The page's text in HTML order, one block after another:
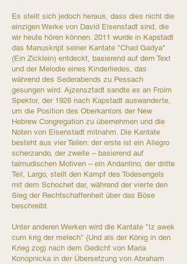
Es stellt sich jedoch heraus, dass dies nicht die
einzigen Werke von David Eisenstadt sind, die
wir heute hören können. 2011 wurde in Kapstadt
das Manuskript seiner Kantate "Chad Gadya"
(Ein Zicklein) entdeckt, basierend auf dem Text
und der Melodie eines Kinderliedes, das
während des Sederabends zu Pessach
gesungen wird. Ajzensztadt sandte es an Froim
Spektor, der 1928 nach Kapstadt auswanderte,
um die Position des Oberkantors der New
Hebrew Congregation zu übernehmen und die
Noten von Eisenstadt mitnahm. Die Kantate
besteht aus vier Teilen: der erste ist ein Allegro
scherzando, der zweite – basierend auf
talmudischen Motiven – ein Andantino, der dritte
Teil, Largo, stellt den Kampf des Todesengels
mit dem Schochet dar, während der vierte den
Sieg der Rechtschaffenheit über das Böse
beschreibt.​
Unter anderen Werken wird die Kantate "Iz awek
cum krig der melech" (Und als der König in den
Krieg zog) nach dem Gedicht von Maria
Konopnicka in der Übersetzung von Abraham